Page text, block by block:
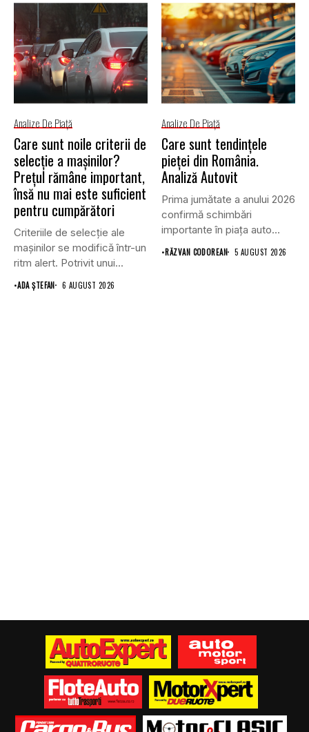
Analize De Piață
Care sunt noile criterii de
selecție a mașinilor?
Prețul rămâne important,
însă nu mai este suficient
pentru cumpărători
Criteriile de selecție ale
mașinilor se modifică într-un
ritm alert. Potrivit unui...
•ADA ȘTEFAN 6 AUGUST 2026
Analize De Piață
Care sunt tendințele
pieței din România.
Analiză Autovit
Prima jumătate a anului 2026
confirmă schimbări
importante în piața auto
din...
•RĂZVAN CODOREAN 5 AUGUST 2026